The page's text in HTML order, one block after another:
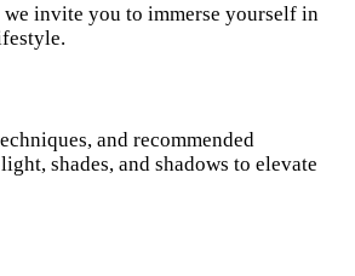
we invite you to immerse yourself in
and recommended
shades, and shadows to elevate